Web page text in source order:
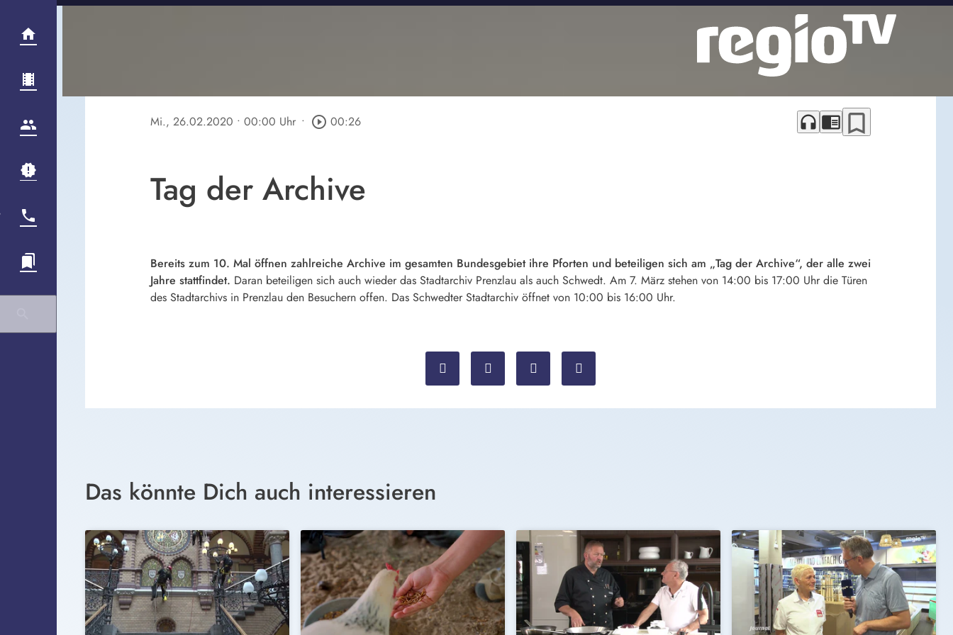
Mi., 26.02.2020 • 00:00 Uhr • play_circle_outline 00:26 headphones chrome_reader_mode bookmark_border
Tag der Archive
Bereits zum 10. Mal öffnen zahlreiche Archive im gesamten Bundesgebiet ihre Pforten und beteiligen sich am „Tag der Archive“, der alle zwei
Jahre stattfindet. Daran beteiligen sich auch wieder das Stadtarchiv Prenzlau als auch Schwedt. Am 7. März stehen von 14:00 bis 17:00 Uhr die Türen
des Stadtarchivs in Prenzlau den Besuchern offen. Das Schwedter Stadtarchiv öffnet von 10:00 bis 16:00 Uhr.
Das könnte Dich auch interessieren